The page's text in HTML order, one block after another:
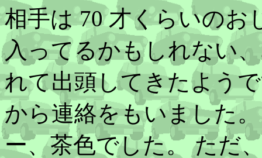
相手は 70 才くらいのお
入ってるかもしれない
れて出頭してきたよう
から連絡をもいました
ー、茶色でした。 ただ